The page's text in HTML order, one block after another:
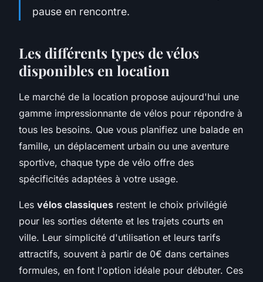
pause en rencontre.
Les différents types de vélos
disponibles en location
Le marché de la location propose aujourd'hui une
gamme impressionnante de vélos pour répondre à
tous les besoins. Que vous planifiez une balade en
famille, un déplacement urbain ou une aventure
sportive, chaque type de vélo offre des
spécificités adaptées à votre usage.
Les vélos classiques restent le choix privilégié
pour les sorties détente et les trajets courts en
ville. Leur simplicité d'utilisation et leurs tarifs
attractifs, souvent à partir de 0€ dans certaines
formules, en font l'option idéale pour débuter. Ces